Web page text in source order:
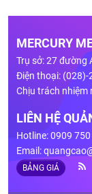
MERCURY
Trụ sở: 27 đường
Điện thoại: (028)-
Chịu trách nhiệm
LIÊN HỆ
Hotline: 0909
Email:
BẢNG GIÁ